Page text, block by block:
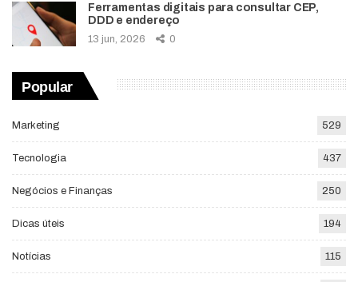
Ferramentas digitais para consultar CEP,
DDD e endereço
13 jun, 2026 0
Popular
Marketing 529
Tecnologia 437
Negócios e Finanças 250
Dicas úteis 194
Notícias 115